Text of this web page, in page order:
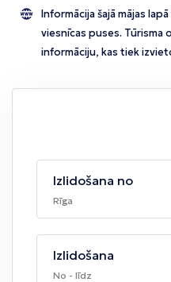
Informācija šajā mājas
viesnīcas puses.
informāciju, kas tiek
Izlidošana no
Rīga
Izlidošana
No - līdz